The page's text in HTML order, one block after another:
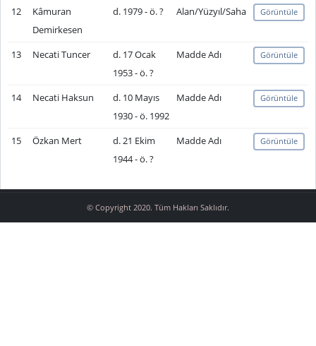
12
Kâmuran
Demirkesen
d. 1979 - ö. ? Alan/Yüzyıl/Saha Görüntüle
13 Necati Tuncer
d. 17 Ocak
1953 - ö. ?
Madde Adı Görüntüle
14 Necati Haksun
d. 10 Mayıs
1930 - ö. 1992
Madde Adı Görüntüle
15 Özkan Mert
d. 21 Ekim
1944 - ö. ?
Madde Adı Görüntüle
© Copyright 2020. Tüm Hakları Saklıdır.